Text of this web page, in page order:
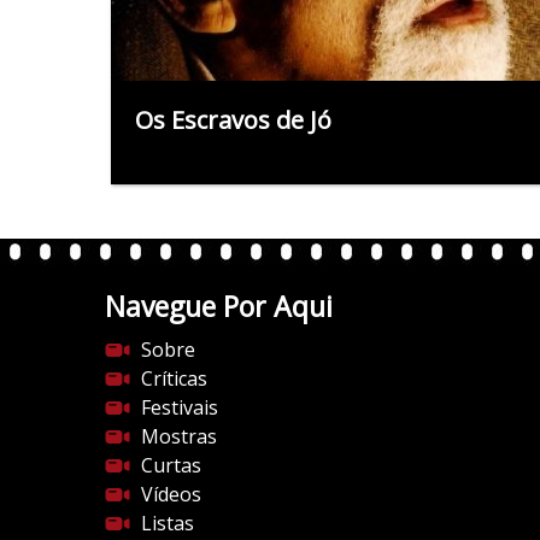
Os Escravos de Jó
Navegue Por Aqui
Sobre
Críticas
Festivais
Mostras
Curtas
Vídeos
Listas